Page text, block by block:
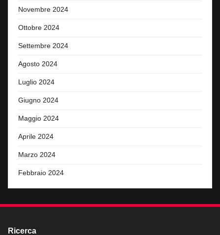
Novembre 2024
Ottobre 2024
Settembre 2024
Agosto 2024
Luglio 2024
Giugno 2024
Maggio 2024
Aprile 2024
Marzo 2024
Febbraio 2024
Ricerca